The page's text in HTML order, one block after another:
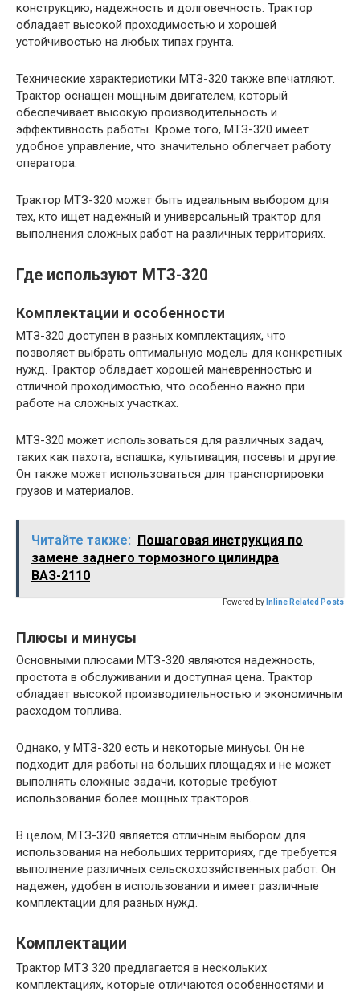
конструкцию, надежность и долговечность. Трактор
обладает высокой проходимостью и хорошей
устойчивостью на любых типах грунта.
Технические характеристики МТЗ-320 также впечатляют.
Трактор оснащен мощным двигателем, который
обеспечивает высокую производительность и
эффективность работы. Кроме того, МТЗ-320 имеет
удобное управление, что значительно облегчает работу
оператора.
Трактор МТЗ-320 может быть идеальным выбором для
тех, кто ищет надежный и универсальный трактор для
выполнения сложных работ на различных территориях.
Где используют МТЗ-320
Комплектации и особенности
МТЗ-320 доступен в разных комплектациях, что
позволяет выбрать оптимальную модель для конкретных
нужд. Трактор обладает хорошей маневренностью и
отличной проходимостью, что особенно важно при
работе на сложных участках.
МТЗ-320 может использоваться для различных задач,
таких как пахота, вспашка, культивация, посевы и другие.
Он также может использоваться для транспортировки
грузов и материалов.
Читайте также: Пошаговая инструкция по
замене заднего тормозного цилиндра
ВАЗ-2110
Powered by Inline Related Posts
Плюсы и минусы
Основными плюсами МТЗ-320 являются надежность,
простота в обслуживании и доступная цена. Трактор
обладает высокой производительностью и экономичным
расходом топлива.
Однако, у МТЗ-320 есть и некоторые минусы. Он не
подходит для работы на больших площадях и не может
выполнять сложные задачи, которые требуют
использования более мощных тракторов.
В целом, МТЗ-320 является отличным выбором для
использования на небольших территориях, где требуется
выполнение различных сельскохозяйственных работ. Он
надежен, удобен в использовании и имеет различные
комплектации для разных нужд.
Комплектации
Трактор МТЗ 320 предлагается в нескольких
комплектациях, которые отличаются особенностями и